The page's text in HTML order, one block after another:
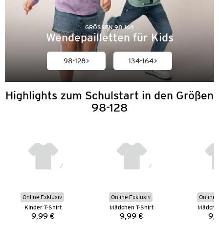
GRÖSSEN 98-164
Wendepailletten für Kids
98-128 134-164
Highlights zum Schulstart in den Größen
98-128
Online Exklusiv
Kinder T-Shirt
Preis:
9,99 €
Online Exklusiv
Mädchen T-Shirt
Preis:
9,99 €
Online